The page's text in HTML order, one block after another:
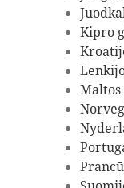
Kipro
Maltos